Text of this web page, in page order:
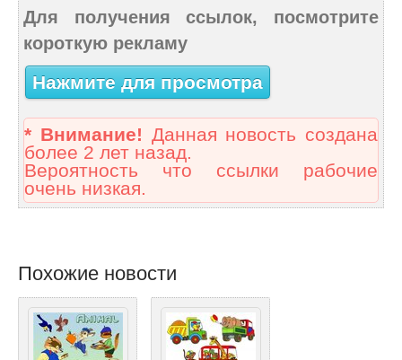
Для получения ссылок, посмотрите
короткую рекламу
Нажмите для просмотра
* Внимание! Данная новость создана
более 2 лет назад.
Вероятность что ссылки рабочие
очень низкая.
Похожие новости